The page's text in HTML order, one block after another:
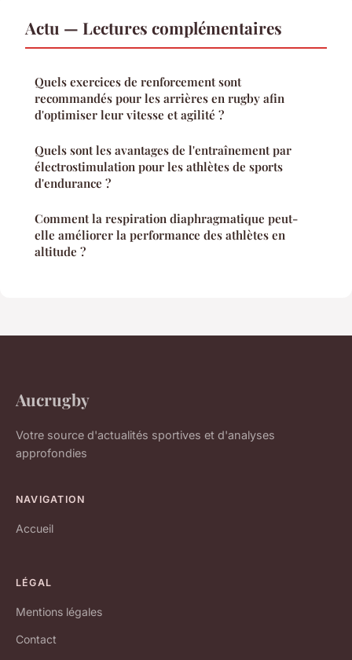
Actu — Lectures complémentaires
Quels exercices de renforcement sont
recommandés pour les arrières en rugby afin
d'optimiser leur vitesse et agilité ?
Quels sont les avantages de l'entraînement par
électrostimulation pour les athlètes de sports
d'endurance ?
Comment la respiration diaphragmatique peut-
elle améliorer la performance des athlètes en
altitude ?
Aucrugby
Votre source d'actualités sportives et d'analyses
approfondies
NAVIGATION
Accueil
LÉGAL
Mentions légales
Contact